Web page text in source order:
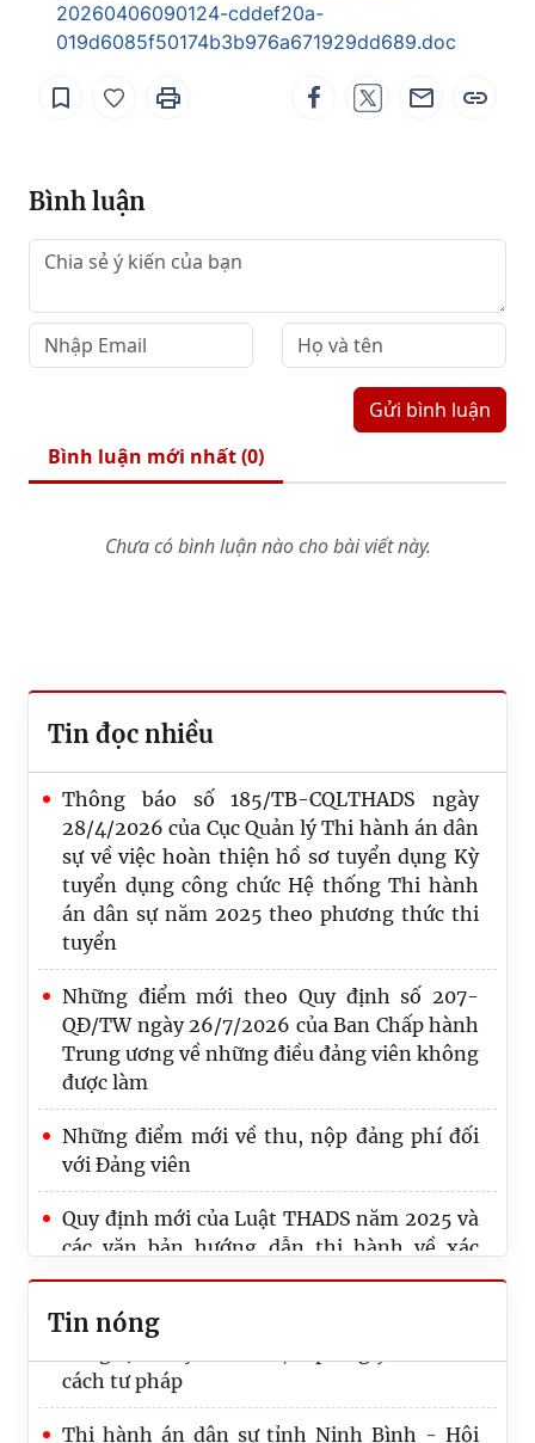
20260406090124-cddef20a-
019d6085f50174b3b976a671929dd689.doc
Bình luận
Gửi bình luận
Bình luận mới nhất (0)
Chưa có bình luận nào cho bài viết này.
Tin đọc nhiều
Thông báo số 185/TB-CQLTHADS ngày
28/4/2026 của Cục Quản lý Thi hành án dân
sự về việc hoàn thiện hồ sơ tuyển dụng Kỳ
tuyển dụng công chức Hệ thống Thi hành
án dân sự năm 2025 theo phương thức thi
tuyển
Những điểm mới theo Quy định số 207-
QĐ/TW ngày 26/7/2026 của Ban Chấp hành
Trung ương về những điều đảng viên không
được làm
Những điểm mới về thu, nộp đảng phí đối
với Đảng viên
Quy định mới của Luật THADS năm 2025 và
các văn bản hướng dẫn thi hành về xác
minh điều kiện thi hành án, thông báo thi
hành án
Quy định số 20-QĐ/TW về thi hành Điều lệ
Đảng: Một số vấn đề cần lưu ý về phân cấp
trong tổ chức thực hiện
Tin nóng
Thi hành án dân sự Thành phố Hồ Chí Minh
thi hành xong hơn 50 nghìn tỷ đồng sau 07
tháng năm công tác 2026